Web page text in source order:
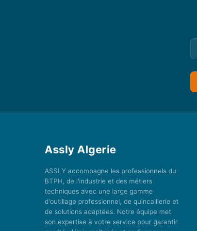
Assly Algerie
ASSLY accompagne les professionnels du
BTPH, de l'industrie et des métiers
techniques avec une large gamme
d'outillage professionnel, de quincaillerie et
de solutions adaptées. Notre équipe met
son expertise à votre service pour garantir